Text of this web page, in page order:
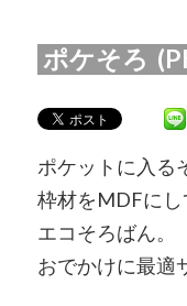
ポケそろ
ポケットに入る
枠材をMDFにし
エコそろばん。
おでかけに最適